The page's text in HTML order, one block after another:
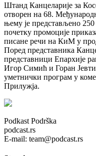
Штанд Канцеларије за
отворен на 68.
њему је представљено
почетку промоције
писане речи на КиМ у
Поред представника
представници Епархије
Игор Симић и Горан
уметнички програм у коме
Прилужја.
Podkast Podrška
podcast.rs
E-mail: team@podcast.rs